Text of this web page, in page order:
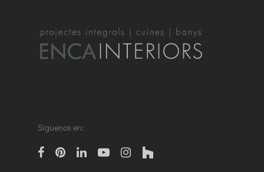
Síguenos en:
facebook
pinterestlinkedinYoutubeinstagram
houzz